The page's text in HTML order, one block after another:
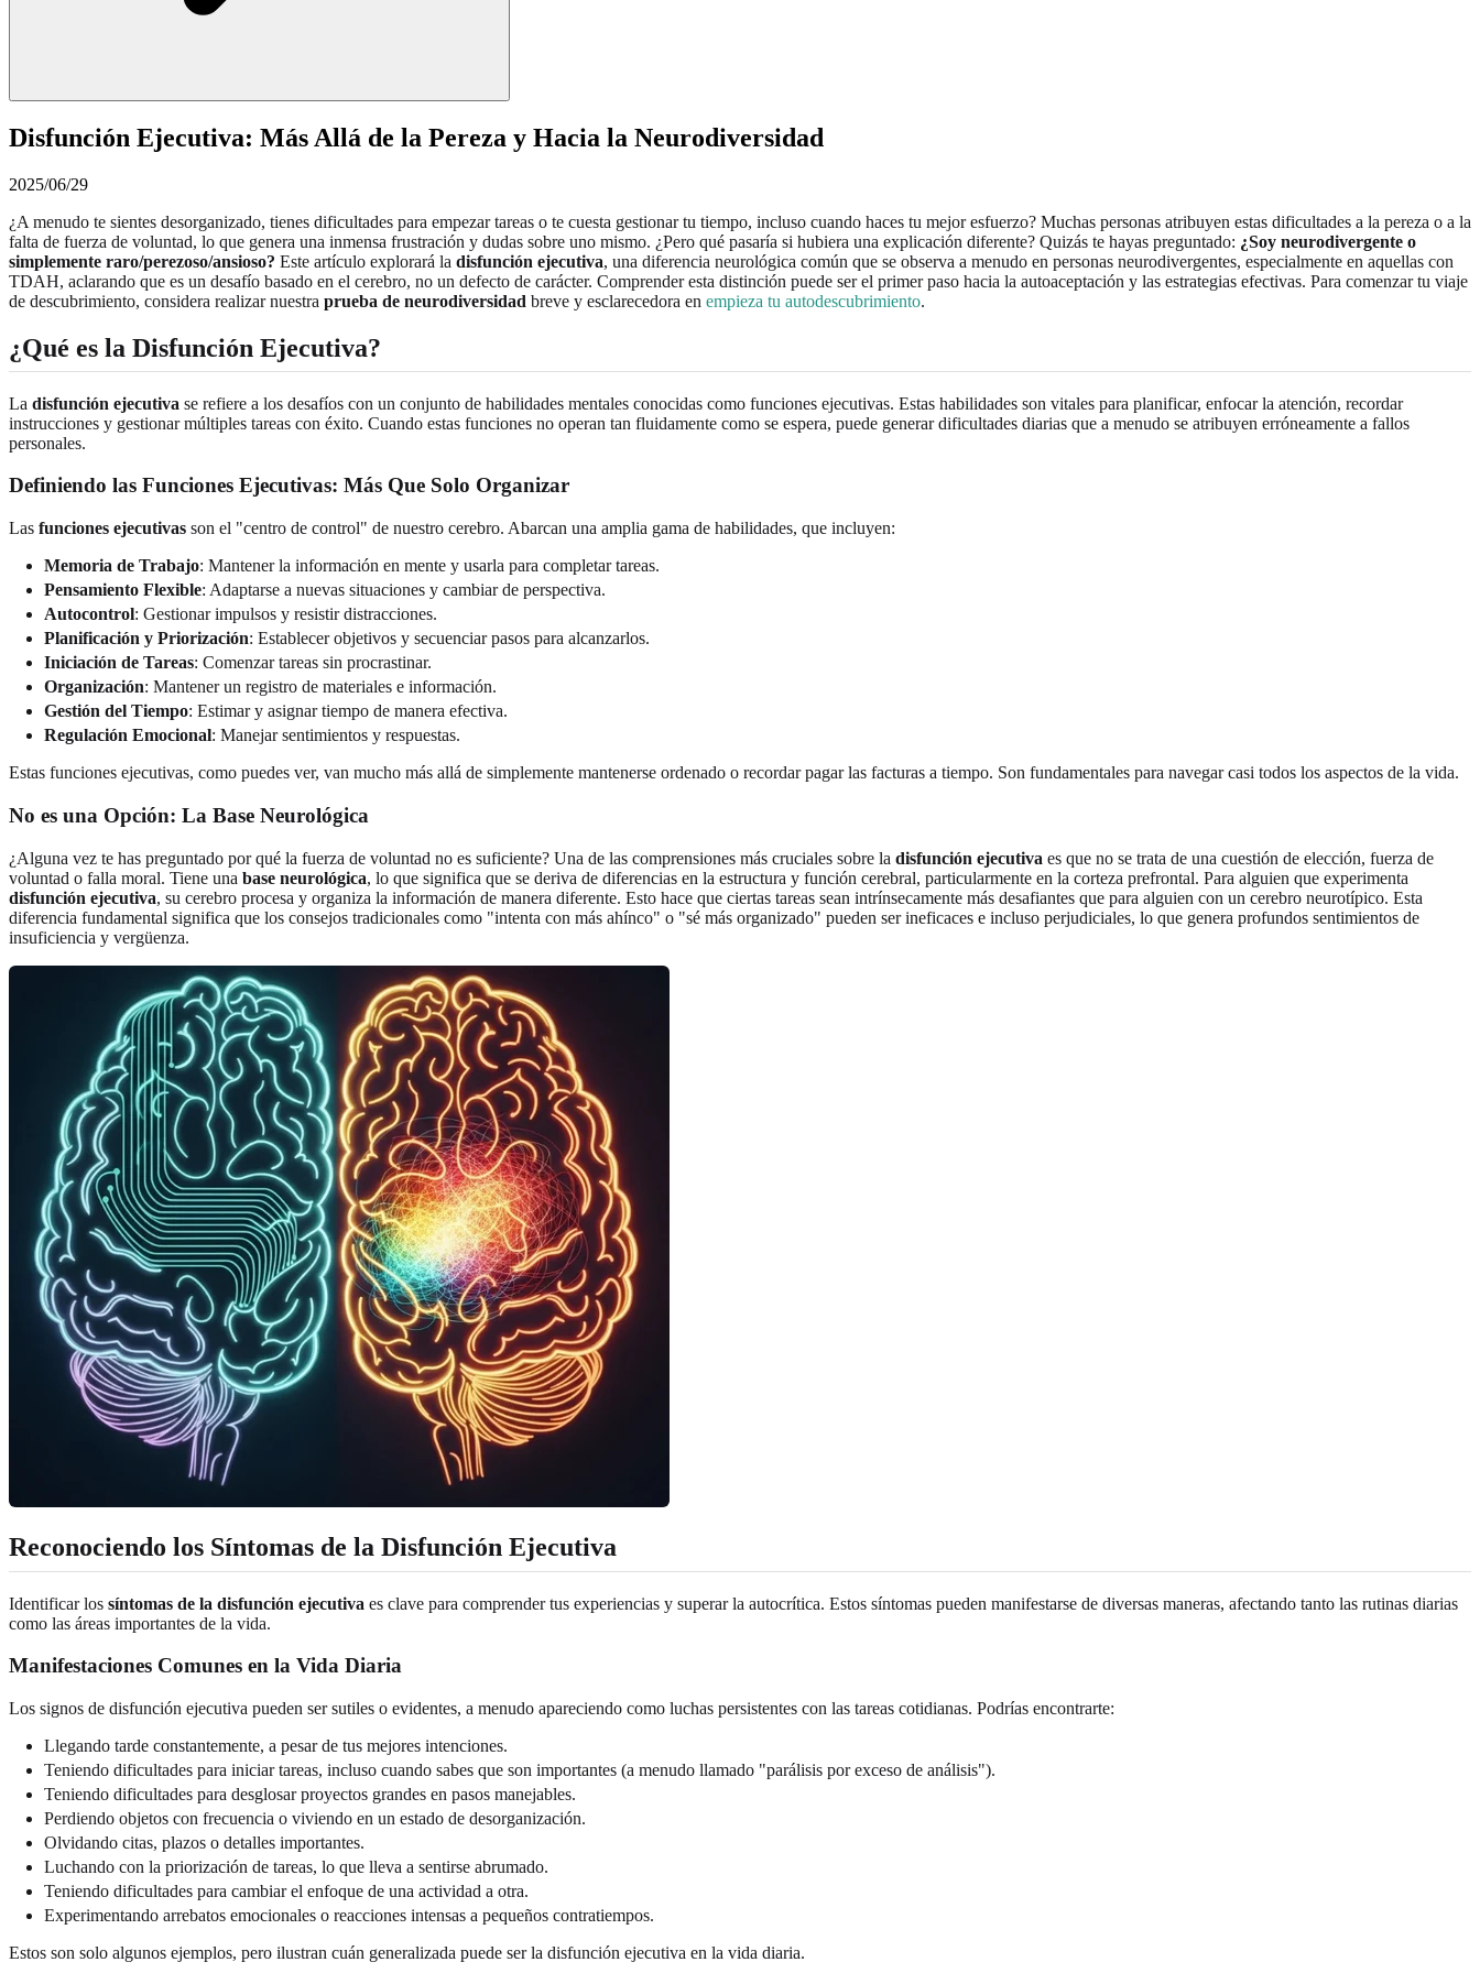
Disfunción Ejecutiva: Más Allá de la Pereza y Hacia la Neurodiversidad
2025/06/29
¿A menudo te sientes desorganizado, tienes dificultades para empezar tareas o te cuesta gestionar tu tiempo, incluso cuando haces tu mejor esfuerzo? Muchas personas atribuyen estas dificultades a la pereza o a la
falta de fuerza de voluntad, lo que genera una inmensa frustración y dudas sobre uno mismo. ¿Pero qué pasaría si hubiera una explicación diferente? Quizás te hayas preguntado: ¿Soy neurodivergente o
simplemente raro/perezoso/ansioso? Este artículo explorará la disfunción ejecutiva, una diferencia neurológica común que se observa a menudo en personas neurodivergentes, especialmente en aquellas con
TDAH, aclarando que es un desafío basado en el cerebro, no un defecto de carácter. Comprender esta distinción puede ser el primer paso hacia la autoaceptación y las estrategias efectivas. Para comenzar tu viaje
de descubrimiento, considera realizar nuestra prueba de neurodiversidad breve y esclarecedora en empieza tu autodescubrimiento.
¿Qué es la Disfunción Ejecutiva?
La disfunción ejecutiva se refiere a los desafíos con un conjunto de habilidades mentales conocidas como funciones ejecutivas. Estas habilidades son vitales para planificar, enfocar la atención, recordar
instrucciones y gestionar múltiples tareas con éxito. Cuando estas funciones no operan tan fluidamente como se espera, puede generar dificultades diarias que a menudo se atribuyen erróneamente a fallos
personales.
Definiendo las Funciones Ejecutivas: Más Que Solo Organizar
Las funciones ejecutivas son el "centro de control" de nuestro cerebro. Abarcan una amplia gama de habilidades, que incluyen:
Memoria de Trabajo: Mantener la información en mente y usarla para completar tareas.
Pensamiento Flexible: Adaptarse a nuevas situaciones y cambiar de perspectiva.
Autocontrol: Gestionar impulsos y resistir distracciones.
Planificación y Priorización: Establecer objetivos y secuenciar pasos para alcanzarlos.
Iniciación de Tareas: Comenzar tareas sin procrastinar.
Organización: Mantener un registro de materiales e información.
Gestión del Tiempo: Estimar y asignar tiempo de manera efectiva.
Regulación Emocional: Manejar sentimientos y respuestas.
Estas funciones ejecutivas, como puedes ver, van mucho más allá de simplemente mantenerse ordenado o recordar pagar las facturas a tiempo. Son fundamentales para navegar casi todos los aspectos de la vida.
No es una Opción: La Base Neurológica
¿Alguna vez te has preguntado por qué la fuerza de voluntad no es suficiente? Una de las comprensiones más cruciales sobre la disfunción ejecutiva es que no se trata de una cuestión de elección, fuerza de
voluntad o falla moral. Tiene una base neurológica, lo que significa que se deriva de diferencias en la estructura y función cerebral, particularmente en la corteza prefrontal. Para alguien que experimenta
disfunción ejecutiva, su cerebro procesa y organiza la información de manera diferente. Esto hace que ciertas tareas sean intrínsecamente más desafiantes que para alguien con un cerebro neurotípico. Esta
diferencia fundamental significa que los consejos tradicionales como "intenta con más ahínco" o "sé más organizado" pueden ser ineficaces e incluso perjudiciales, lo que genera profundos sentimientos de
insuficiencia y vergüenza.
Reconociendo los Síntomas de la Disfunción Ejecutiva
Identificar los síntomas de la disfunción ejecutiva es clave para comprender tus experiencias y superar la autocrítica. Estos síntomas pueden manifestarse de diversas maneras, afectando tanto las rutinas diarias
como las áreas importantes de la vida.
Manifestaciones Comunes en la Vida Diaria
Los signos de disfunción ejecutiva pueden ser sutiles o evidentes, a menudo apareciendo como luchas persistentes con las tareas cotidianas. Podrías encontrarte:
Llegando tarde constantemente, a pesar de tus mejores intenciones.
Teniendo dificultades para iniciar tareas, incluso cuando sabes que son importantes (a menudo llamado "parálisis por exceso de análisis").
Teniendo dificultades para desglosar proyectos grandes en pasos manejables.
Perdiendo objetos con frecuencia o viviendo en un estado de desorganización.
Olvidando citas, plazos o detalles importantes.
Luchando con la priorización de tareas, lo que lleva a sentirse abrumado.
Teniendo dificultades para cambiar el enfoque de una actividad a otra.
Experimentando arrebatos emocionales o reacciones intensas a pequeños contratiempos.
Estos son solo algunos ejemplos, pero ilustran cuán generalizada puede ser la disfunción ejecutiva en la vida diaria.